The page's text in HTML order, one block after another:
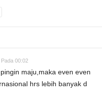
00:02
maju,maka even even
hrs lebih banyak d